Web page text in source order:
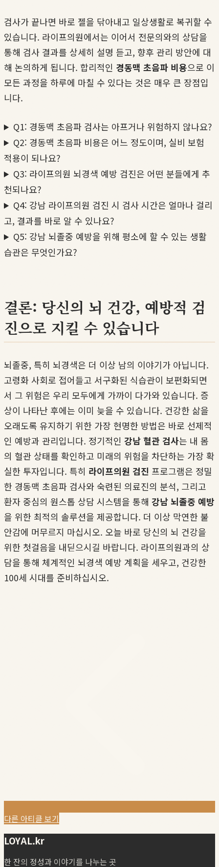
검사가 끝나면 바로 젤을 닦아내고 일상생활로 복귀할 수
있습니다. 라이프의원에서는 이어서 전문의와의 상담을
통해 검사 결과를 상세히 설명 듣고, 향후 관리 방안에 대
해 논의하게 됩니다. 합리적인 경동맥 초음파 비용으로 이
모든 과정을 하루에 마칠 수 있다는 것은 매우 큰 장점입
니다.
Q1: 경동맥 초음파 검사는 아프거나 위험하지 않나요?
Q2: 경동맥 초음파 비용은 어느 정도이며, 실비 보험
적용이 되나요?
Q3: 라이프의원 뇌경색 예방 검진은 어떤 분들에게 추
천되나요?
Q4: 강남 라이프의원 검진 시 검사 시간은 얼마나 걸리
고, 결과를 바로 알 수 있나요?
Q5: 강남 뇌졸중 예방을 위해 평소에 할 수 있는 생활
습관은 무엇인가요?
결론: 당신의 뇌 건강, 예방적 검
진으로 지킬 수 있습니다
뇌졸중, 특히 뇌경색은 더 이상 남의 이야기가 아닙니다.
고령화 사회로 접어들고 서구화된 식습관이 보편화되면
서 그 위험은 우리 모두에게 가까이 다가와 있습니다. 증
상이 나타난 후에는 이미 늦을 수 있습니다. 건강한 삶을
오래도록 유지하기 위한 가장 현명한 방법은 바로 선제적
인 예방과 관리입니다. 정기적인 강남 혈관 검사는 내 몸
의 혈관 상태를 확인하고 미래의 위험을 차단하는 가장 확
실한 투자입니다. 특히 라이프의원 검진 프로그램은 정밀
한 경동맥 초음파 검사와 숙련된 의료진의 분석, 그리고
환자 중심의 원스톱 상담 시스템을 통해 강남 뇌졸중 예방
을 위한 최적의 솔루션을 제공합니다. 더 이상 막연한 불
안감에 머무르지 마십시오. 오늘 바로 당신의 뇌 건강을
위한 첫걸음을 내딛으시길 바랍니다. 라이프의원과의 상
담을 통해 체계적인 뇌경색 예방 계획을 세우고, 건강한
100세 시대를 준비하십시오.
다른 아티클 보기
LOYAL.kr
한 잔의 정성과 이야기를 나누는 곳